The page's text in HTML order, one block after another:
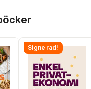
Signerad!